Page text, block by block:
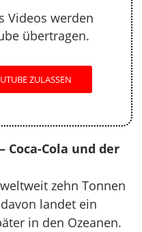
Videos werden
übertragen.
ZULASSEN
Coca-Cola und der
zehn Tonnen
landet ein
in den Ozeanen.